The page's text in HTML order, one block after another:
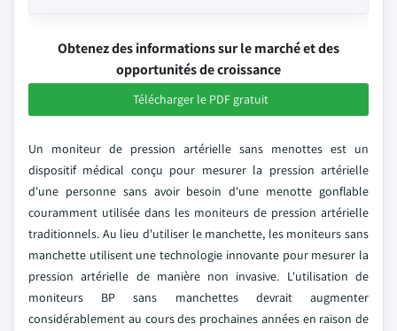
Obtenez des informations sur le marché et des
opportunités de croissance
Télécharger le PDF gratuit
Un moniteur de pression artérielle sans menottes est un
dispositif médical conçu pour mesurer la pression artérielle
d'une personne sans avoir besoin d'une menotte gonflable
couramment utilisée dans les moniteurs de pression artérielle
traditionnels. Au lieu d'utiliser le manchette, les moniteurs sans
manchette utilisent une technologie innovante pour mesurer la
pression artérielle de manière non invasive. L'utilisation de
moniteurs BP sans manchettes devrait augmenter
considérablement au cours des prochaines années en raison de